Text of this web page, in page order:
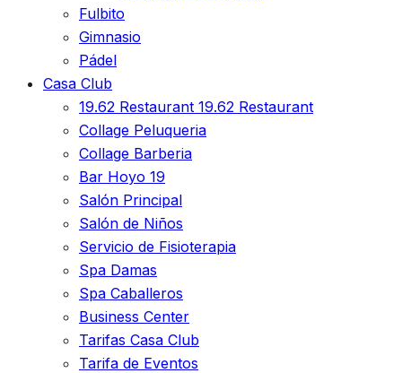
Fulbito
Gimnasio
Pádel
Casa Club
19.62 Restaurant 19.62 Restaurant
Collage Peluqueria
Collage Barberia
Bar Hoyo 19
Salón Principal
Salón de Niños
Servicio de Fisioterapia
Spa Damas
Spa Caballeros
Business Center
Tarifas Casa Club
Tarifa de Eventos